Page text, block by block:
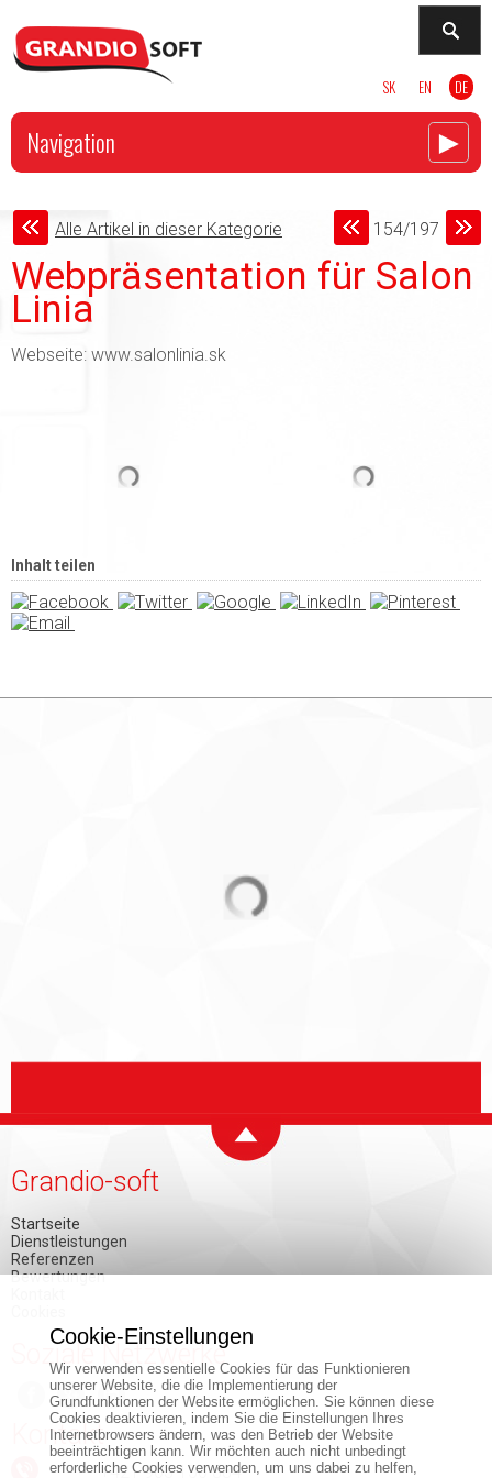
SK EN DE
Navigation ►
Alle Artikel in dieser Kategorie 154/197
Webpräsentation für Salon
Linia
Webseite: www.salonlinia.sk
Inhalt teilen
Grandio-soft
Startseite
Dienstleistungen
Referenzen
Bewertungen
Soziale Netzwerke
Kontakt
+421 903 150 884
Cookie-Einstellungen
Wir verwenden essentielle Cookies für das Funktionieren
unserer Website, die die Implementierung der
Grundfunktionen der Website ermöglichen. Sie können diese
Cookies deaktivieren, indem Sie die Einstellungen Ihres
Internetbrowsers ändern, was den Betrieb der Website
beeinträchtigen kann. Wir möchten auch nicht unbedingt
erforderliche Cookies verwenden, um uns dabei zu helfen,